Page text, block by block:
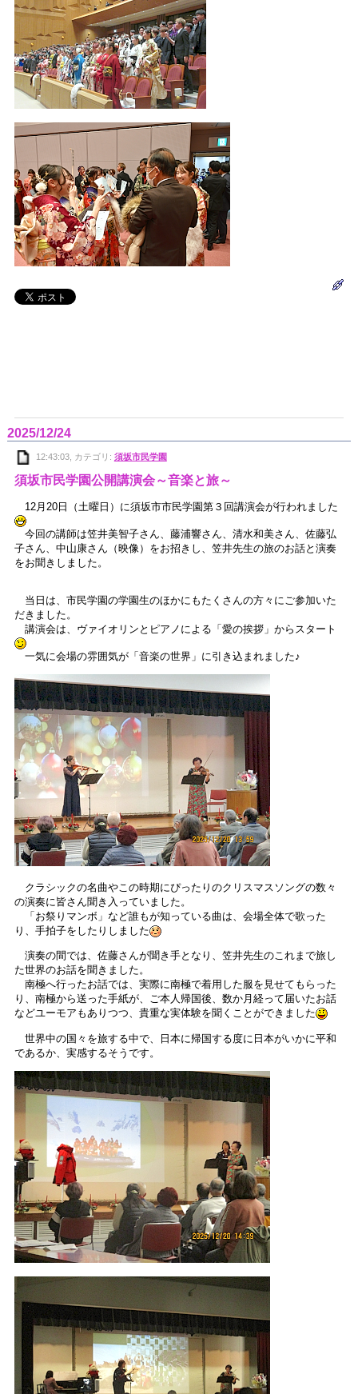
2025/12/24
12:43:03, カテゴリ: 須坂市民学園
須坂市民学園公開講演会～音楽と旅～
12月20日（土曜日）に須坂市市民学園第３回講演会が行われました
今回の講師は笠井美智子さん、藤浦響さん、清水和美さん、佐藤弘
子さん、中山康さん（映像）をお招きし、笠井先生の旅のお話と演奏
をお聞きしました。
当日は、市民学園の学園生のほかにもたくさんの方々にご参加いた
だきました。
講演会は、ヴァイオリンとピアノによる「愛の挨拶」からスタート
一気に会場の雰囲気が「音楽の世界」に引き込まれました♪
クラシックの名曲やこの時期にぴったりのクリスマスソングの数々
の演奏に皆さん聞き入っていました。
「お祭りマンボ」など誰もが知っている曲は、会場全体で歌った
り、手拍子をしたりしました
演奏の間では、佐藤さんが聞き手となり、笠井先生のこれまで旅し
た世界のお話を聞きました。
南極へ行ったお話では、実際に南極で着用した服を見せてもらった
り、南極から送った手紙が、ご本人帰国後、数か月経って届いたお話
などユーモアもありつつ、貴重な実体験を聞くことができました
世界中の国々を旅する中で、日本に帰国する度に日本がいかに平和
であるか、実感するそうです。